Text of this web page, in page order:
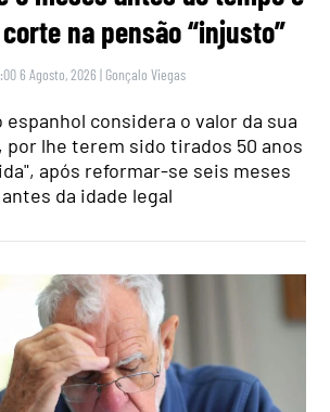
na pensão “injusto”
6 Agosto, 2026 | Gonçalo Viegas
considera o valor da sua
por lhe terem sido tirados 50 anos
após reformar-se seis meses
antes da idade legal